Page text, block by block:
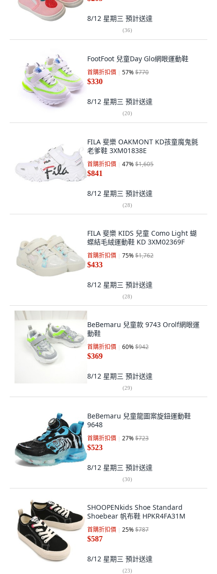
8/12 星期三 預計送達
(36)
FootFoot 兒童Day Glo網眼運動鞋
首購折扣價 57%$770
$330
8/12 星期三 預計送達
(20)
FILA 斐樂 OAKMONT KD孩童魔鬼氈
老爹鞋 3XM01838E
首購折扣價 47%$1,605
$841
8/12 星期三 預計送達
(28)
FILA 斐樂 KIDS 兒童 Como Light 蝴
蝶結毛絨運動鞋 KD 3XM02369F
首購折扣價 75%$1,762
$433
8/12 星期三 預計送達
(28)
BeBemaru 兒童款 9743 Orolf網眼運
動鞋
首購折扣價 60%$942
$369
8/12 星期三 預計送達
(29)
BeBemaru 兒童龍圖案旋鈕運動鞋
9648
首購折扣價 27%$723
$523
8/12 星期三 預計送達
(30)
SHOOPENkids Shoe Standard
Shoebear 帆布鞋 HPKR4FA31M
首購折扣價 25%$787
$587
8/12 星期三 預計送達
(23)